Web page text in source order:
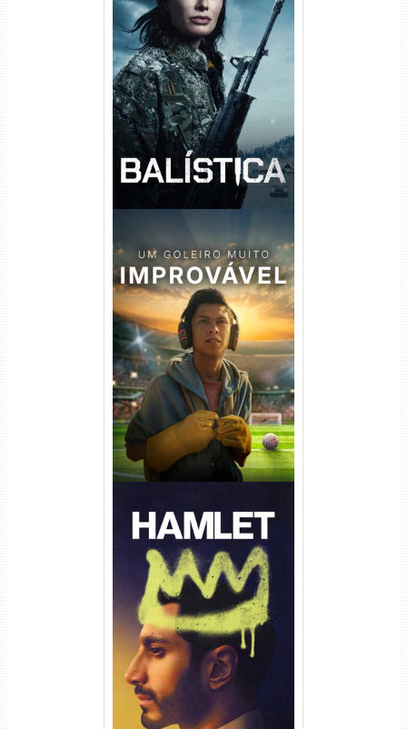
Balística Torrent (2025) WEB-
DL 1080p Dual Áudio
Um Goleiro Muito Improvável
Torrent (2026) WEB-DL 1080p
Dual Áudio
Hamlet Torrent (2026) WEB-
DL 1080p Dual Áudio